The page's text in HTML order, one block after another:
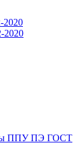
2020
ППУ ПЭ ГОСТ